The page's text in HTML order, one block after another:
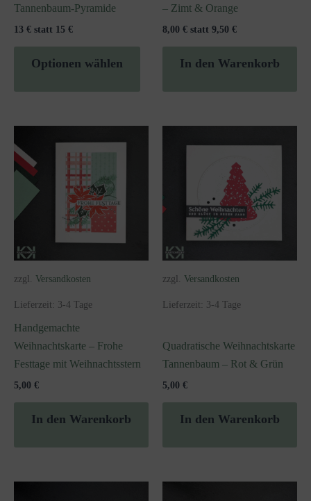
Tannenbaum-Pyramide
13 € statt 15 €
Optionen wählen
– Zimt & Orange
8,00 € statt 9,50 €
In den Warenkorb
zzgl. Versandkosten
Lieferzeit: 3-4 Tage
Handgemachte
Weihnachtskarte – Frohe
Festtage mit Weihnachtsstern
5,00 €
In den Warenkorb
zzgl. Versandkosten
Lieferzeit: 3-4 Tage
Quadratische Weihnachtskarte
Tannenbaum – Rot & Grün
5,00 €
In den Warenkorb